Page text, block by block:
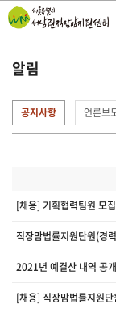
알림
공지사항 언론보
[채용] 기획협력팀원 모
직장맘법률지원단원(경
2021년 예결산 내역 공개
[채용] 직장맘법률지원